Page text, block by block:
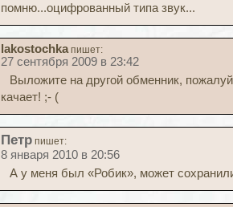
помню...оцифрованный типа звук...
lakostochka пишет:
27 сентября 2009 в 23:42
Выложите на другой обменник,
качает! ;- (
Петр пишет:
8 января 2010 в 20:56
А у меня был «Робик», может